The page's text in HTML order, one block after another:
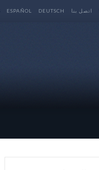
اتصل بنا DEUTSCH
ESPAÑOL